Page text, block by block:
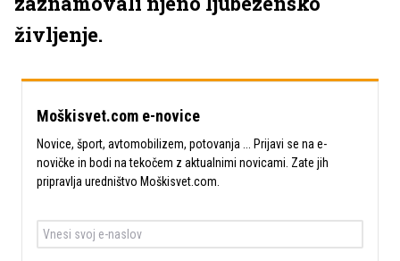
življenje.
Moškisvet.com e-novice
Novice, šport, avtomobilizem, potovanja ... Prijavi se na e-
novičke in bodi na tekočem z aktualnimi novicami. Zate jih
pripravlja uredništvo Moškisvet.com.